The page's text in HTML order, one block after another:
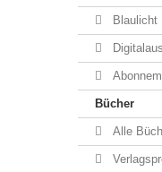
Blaulicht
Bücher
Alle